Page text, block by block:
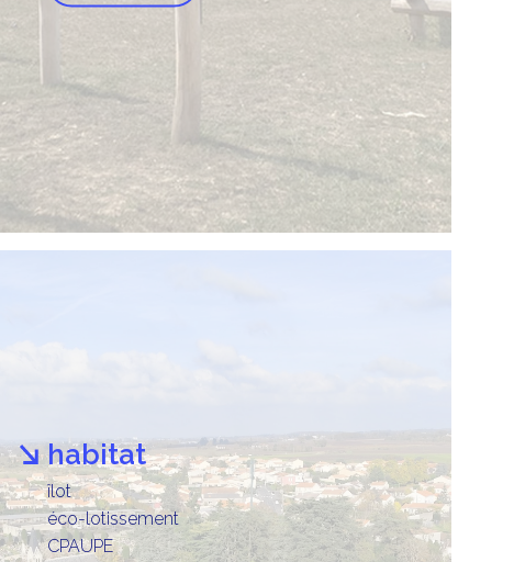
habitat
îlot
éco-lotissement
CPAUPE